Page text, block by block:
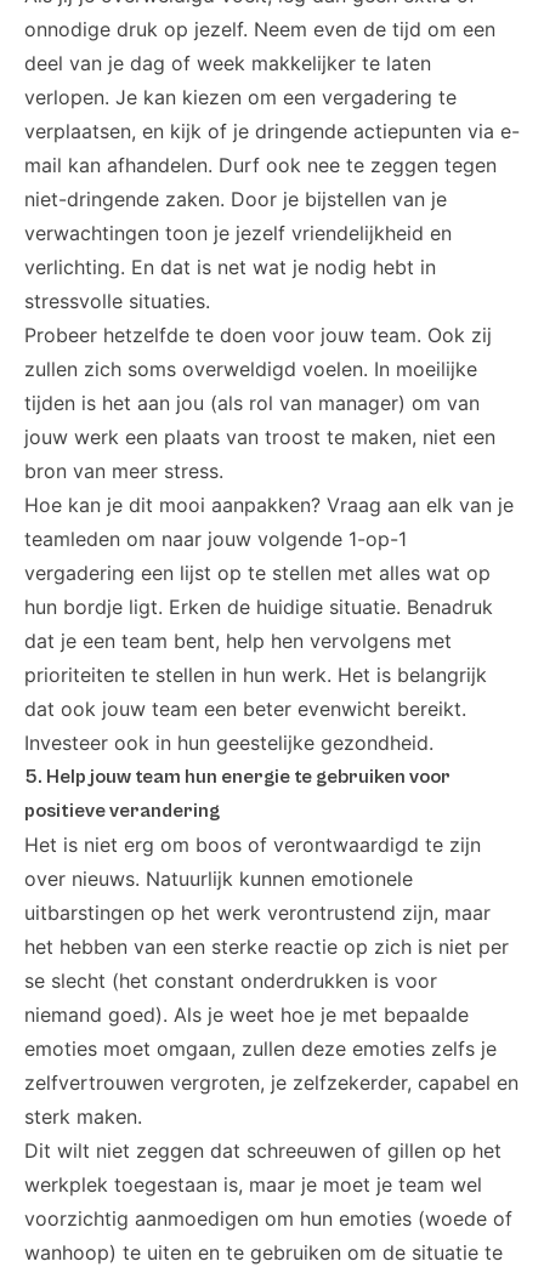
onnodige druk op jezelf. Neem even de tijd om een
deel van je dag of week makkelijker te laten
verlopen. Je kan kiezen om een vergadering te
verplaatsen, en kijk of je dringende actiepunten via e-
mail kan afhandelen. Durf ook nee te zeggen tegen
niet-dringende zaken. Door je bijstellen van je
verwachtingen toon je jezelf vriendelijkheid en
verlichting. En dat is net wat je nodig hebt in
stressvolle situaties.
Probeer hetzelfde te doen voor jouw team. Ook zij
zullen zich soms overweldigd voelen. In moeilijke
tijden is het aan jou (als rol van manager) om van
jouw werk een plaats van troost te maken, niet een
bron van meer stress.
Hoe kan je dit mooi aanpakken? Vraag aan elk van je
teamleden om naar jouw volgende 1-op-1
vergadering een lijst op te stellen met alles wat op
hun bordje ligt. Erken de huidige situatie. Benadruk
dat je een team bent, help hen vervolgens met
prioriteiten te stellen in hun werk. Het is belangrijk
dat ook jouw team een beter evenwicht bereikt.
Investeer ook in hun geestelijke gezondheid.
5. Help jouw team hun energie te gebruiken voor
positieve verandering
Het is niet erg om boos of verontwaardigd te zijn
over nieuws. Natuurlijk kunnen emotionele
uitbarstingen op het werk verontrustend zijn, maar
het hebben van een sterke reactie op zich is niet per
se slecht (het constant onderdrukken is voor
niemand goed). Als je weet hoe je met bepaalde
emoties moet omgaan, zullen deze emoties zelfs je
zelfvertrouwen vergroten, je zelfzekerder, capabel en
sterk maken.
Dit wilt niet zeggen dat schreeuwen of gillen op het
werkplek toegestaan is, maar je moet je team wel
voorzichtig aanmoedigen om hun emoties (woede of
wanhoop) te uiten en te gebruiken om de situatie te